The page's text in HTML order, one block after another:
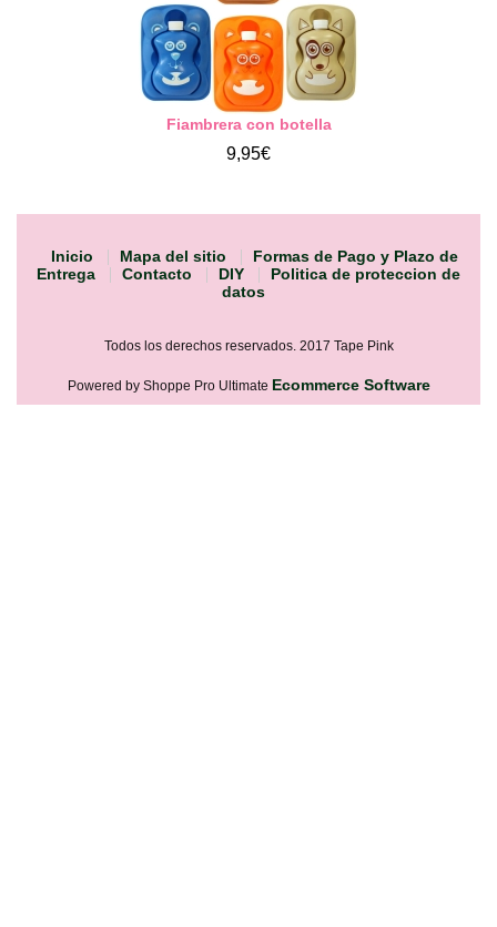
Fiambrera con botella
9,95€
Inicio Mapa del sitio
Formas de Pago y Plazo de
Entrega
Contacto DIY
Politica de proteccion de
datos
Todos los derechos reservados. 2017 Tape Pink
Powered by Shoppe Pro Ultimate Ecommerce Software